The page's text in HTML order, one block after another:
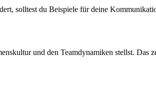
solltest du Beispiele für deine
und den Teamdynamiken stellst. Das